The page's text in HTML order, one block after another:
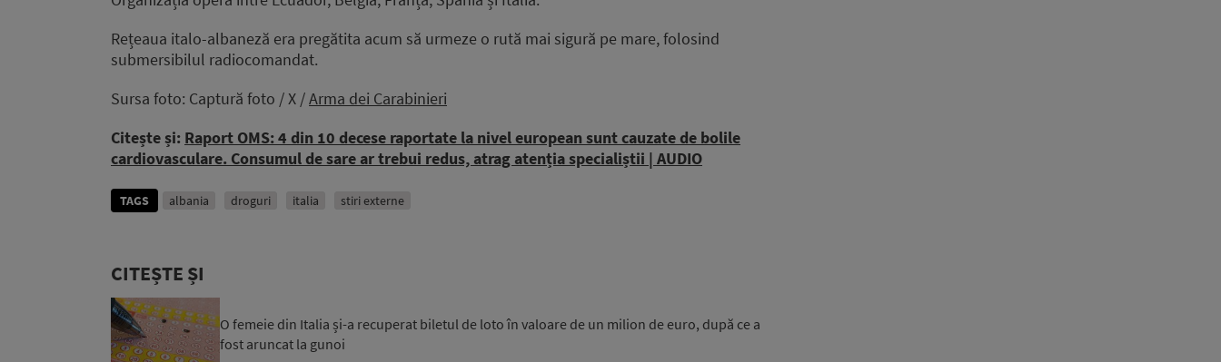
Rețeaua italo-albaneză era pregătita acum să urmeze o rută mai sigură pe mare, folosind
submersibilul radiocomandat.
Sursa foto: Captură foto / X /Arma dei Carabinieri
Citește și: Raport OMS: 4 din 10 decese raportate la nivel european sunt cauzate de bolile
cardiovasculare. Consumul de sare ar trebui redus, atrag atenția specialiștii | AUDIO
TAGS albania droguri italia stiri externe
CITEȘTE ȘI
O femeie din Italia și-a recuperat biletul de loto în valoare de un milion de euro, după ce a
fost aruncat la gunoi